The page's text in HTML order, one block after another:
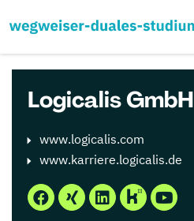
Logicalis GmbH
www.logicalis.com
www.karriere.logicalis.de